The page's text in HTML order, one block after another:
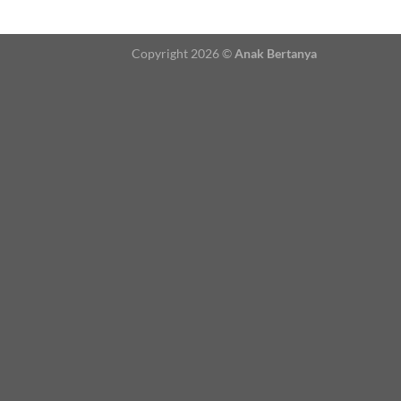
Copyright 2026 ©Anak Bertanya